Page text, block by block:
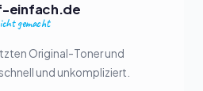
einfach.de
gemacht
Original-Toner und
und unkompliziert.